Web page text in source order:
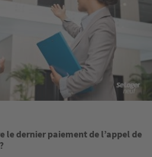
le dernier paiement de l’appel de